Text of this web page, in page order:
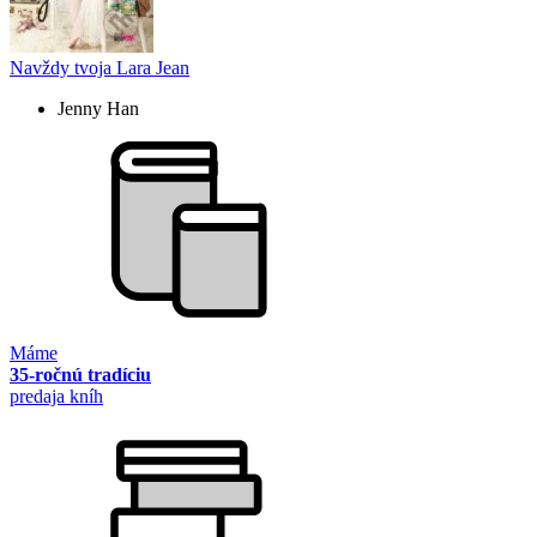
Navždy tvoja Lara Jean
Jenny Han
Máme
35-ročnú tradíciu
predaja kníh